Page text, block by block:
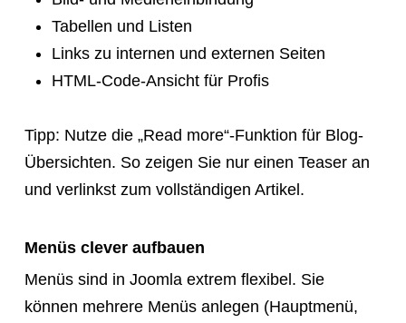
Tabellen und Listen
Links zu internen und externen Seiten
HTML-Code-Ansicht für Profis
Tipp: Nutze die „Read more“-Funktion für Blog-
Übersichten. So zeigen Sie nur einen Teaser an
und verlinkst zum vollständigen Artikel.
Menüs clever aufbauen
Menüs sind in Joomla extrem flexibel. Sie
können mehrere Menüs anlegen (Hauptmenü,